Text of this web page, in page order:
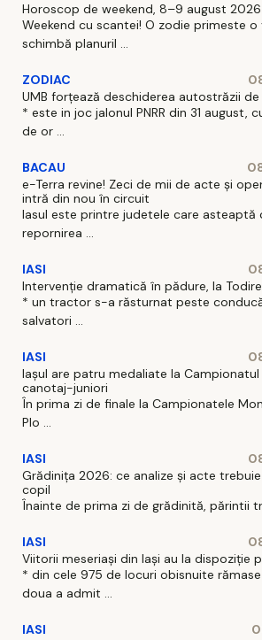
Horoscop de weekend, 8–9 august 2026
Weekend cu scantei! O zodie primeste o
schimbă planuril ...
ZODIAC
UMB forțează deschiderea autostrăzii de
* este in joc jalonul PNRR din 31 august,
de or ...
BACAU
e-Terra revine! Zeci de mii de acte și
intră din nou în circuit
Iasul este printre judetele care asteaptă
repornirea ...
IASI
Intervenție dramatică în pădure, la
* un tractor s-a răsturnat peste
salvatori ...
IASI
Iaşul are patru medaliate la
canotaj-juniori
În prima zi de finale la Campionatele
Plo ...
IASI
Grădinița 2026: ce analize și acte
copil
Înainte de prima zi de grădinită, părintii
IASI
Viitorii meseriași din Iași au la dispoziție
* din cele 975 de locuri obisnuite
doua a admit ...
IASI